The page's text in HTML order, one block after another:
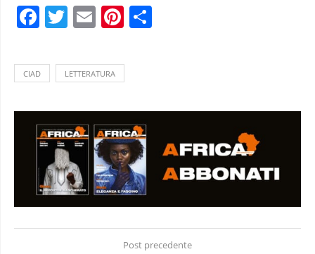
Facebook
Twitter
EmailPinterest
CIAD LETTERATURA
Post precedente